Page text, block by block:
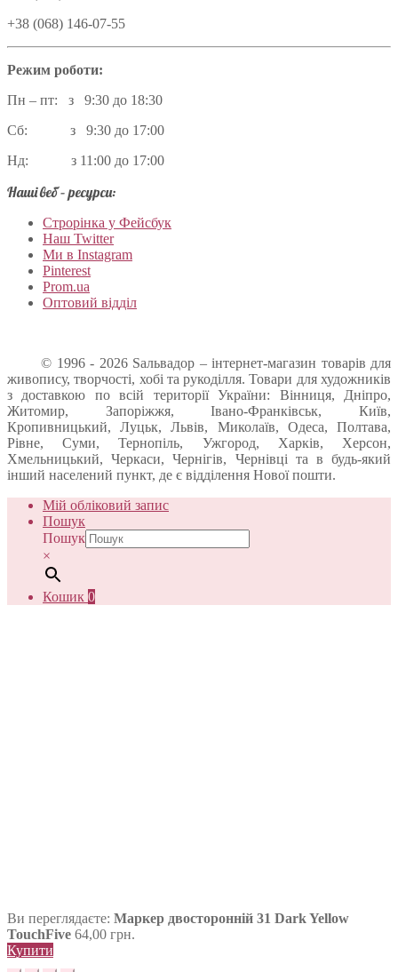
+38 (068) 146-07-55
Режим роботи:
Пн – пт: з 9:30 до 18:30
Сб: з 9:30 до 17:00
Нд: з 11:00 до 17:00
Наші веб – ресурси:
Строрінка у Фейсбук
Наш Twitter
Ми в Instagram
Pinterest
Prom.ua
Оптовий відділ
© 1996 - 2026 Sальвадор – інтернет-магазин товарів для
живопису, творчості, хобі та рукоділля. Товари для художників
з доставкою по всій території України: Вінниця, Дніпро,
Житомир, Запоріжжя, Івано-Франківськ, Київ,
Кропивницький, Луцьк, Львів, Миколаїв, Одеса, Полтава,
Рівне, Суми, Тернопіль, Ужгород, Харків, Херсон,
Хмельницький, Черкаси, Чернігів, Чернівці та в будь-який
інший населений пункт, де є відділення Нової пошти.
Мій обліковий запис
Пошук
Пошук
×
Кошик 0
Ви переглядаєте: Маркер двосторонній 31 Dark Yellow
TouchFive 64,00 грн.
Купити